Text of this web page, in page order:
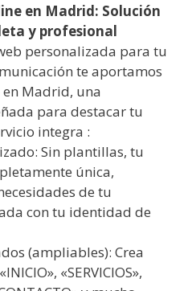
en Madrid: Solución
y profesional
personalizada para tu
te aportamos
Madrid, una
para destacar tu
integra :
Sin plantillas, tu
única,
de tu
con tu identidad de
(ampliables): Crea
«SERVICIOS»,